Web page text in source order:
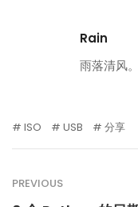
Rain
雨落清风
ISO USB 分享
PREVIOUS